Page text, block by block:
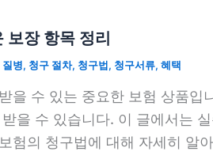
보장 항목 정리
질병, 청구 절차, 청구법, 청구서류, 혜택
을 수 있는 중요한 보험 상품
을 수 있습니다. 이 글에서는
험의 청구법에 대해 자세히 알